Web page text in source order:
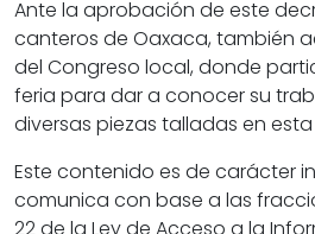
Ante la aprobación de este
canteros de Oaxaca, también
del Congreso local, donde
feria para dar a conocer su
diversas piezas talladas en
Este contenido es de carácter
comunica con base a las